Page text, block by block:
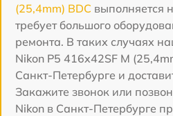
(25,4mm) BDC выполняется
требует большого
ремонта. В таких случаях
Nikon P5 416x42SF M
Санкт-Петербурге и
Закажите звонок или
Nikon в Санкт-Петербурге